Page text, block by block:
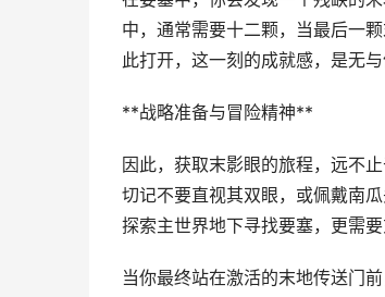
中，通常需要十二颗，当最后一
此打开，这一刻的成就感，是无与
**战略准备与冒险精神**
因此，获取末影眼的旅程，远不
切记不要直视其双眼，或佩戴南
探索主世界地下寻找要塞，更需
当你最终站在激活的末地传送门